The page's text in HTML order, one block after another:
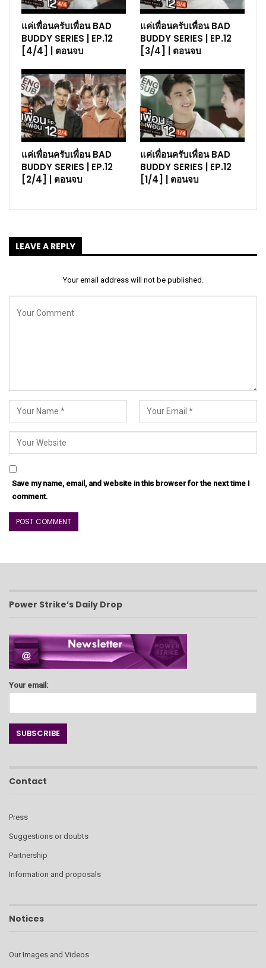
แค่เพื่อนครับเพื่อน BAD
BUDDY SERIES | EP.12
[4/4] | ตอนจบ
แค่เพื่อนครับเพื่อน BAD
BUDDY SERIES | EP.12
[3/4] | ตอนจบ
แค่เพื่อนครับเพื่อน BAD
BUDDY SERIES | EP.12
[2/4] | ตอนจบ
แค่เพื่อนครับเพื่อน BAD
BUDDY SERIES | EP.12
[1/4] | ตอนจบ
LEAVE A REPLY
Your email address will not be published.
Save my name, email, and website in this browser for the next time I
comment.
Power Strike’s Daily Drop
Your email:
Contact
Press
Suggestions or doubts
Partnership
Information and proposals
Notices
Our Images and Videos